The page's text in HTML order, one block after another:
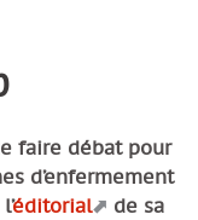
faire débat pour
d’enfermement
éditorial
de sa